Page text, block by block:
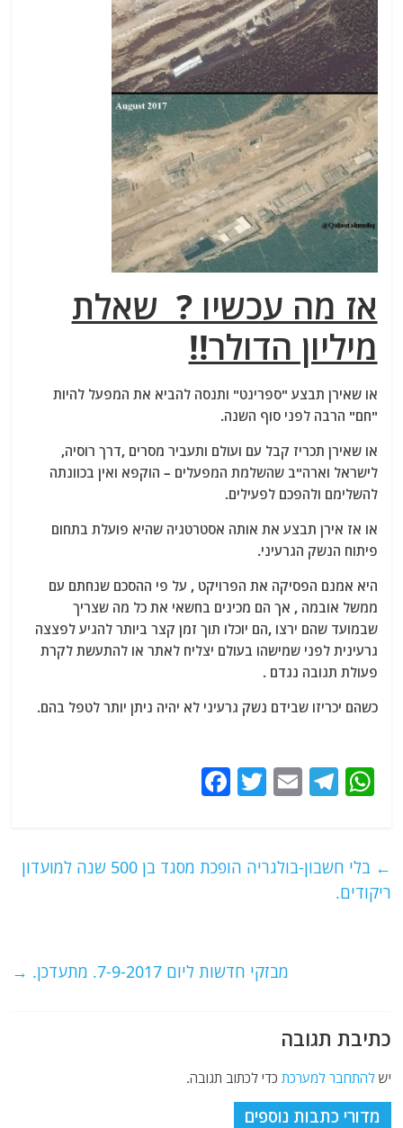
אז מה עכשיו ? שאלת
מיליון הדולר!!
או שאירן תבצע "ספרינט" ותנסה להביא את המפעל להיות
"חם" הרבה לפני סוף השנה.
או שאירן תכריז קבל עם ועולם ותעביר מסרים ,דרך רוסיה,
לישראל וארה"ב שהשלמת המפעלים – הוקפא ואין בכוונתה
להשלימם ולהפכם לפעילים.
או אז אירן תבצע את אותה אסטרטגיה שהיא פועלת בתחום
פיתוח הנשק הגרעיני.
היא אמנם הפסיקה את הפרויקט , על פי ההסכם שנחתם עם
ממשל אובמה , אך הם מכינים בחשאי את כל מה שצריך
שבמועד שהם ירצו ,הם יוכלו תוך זמן קצר ביותר להגיע לפצצה
גרעינית לפני שמישהו בעולם יצליח לאתר או להתעשת לקרת
פעולת תגובה נגדם .
כשהם יכריזו שבידם נשק גרעיני לא יהיה ניתן יותר לטפל בהם.
W
s
A
T
g
E
l
T
er
e
k
←
בלי חשבון-בולגריה הופכת מסגד בן 500 שנה למועדון
ריקודים.
מבזקי חדשות ליום 7-9-2017. מתעדכן. →
כתיבת תגובה
ישלהתחבר למערכת כדי לכתוב תגובה.
מדורי כתבות נוספים